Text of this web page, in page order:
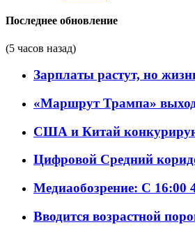
Последнее обновление
(5 часов назад)
Зарплаты растут, но
«Маршрут Трампа»
США и Китай
Цифровой Средний
Медиаобозрение: С 16:00
Вводится возрастной